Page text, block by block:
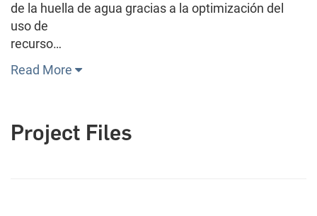
de la huella de agua gracias a la optimización del
uso de
recurso…
Read More
Project Files